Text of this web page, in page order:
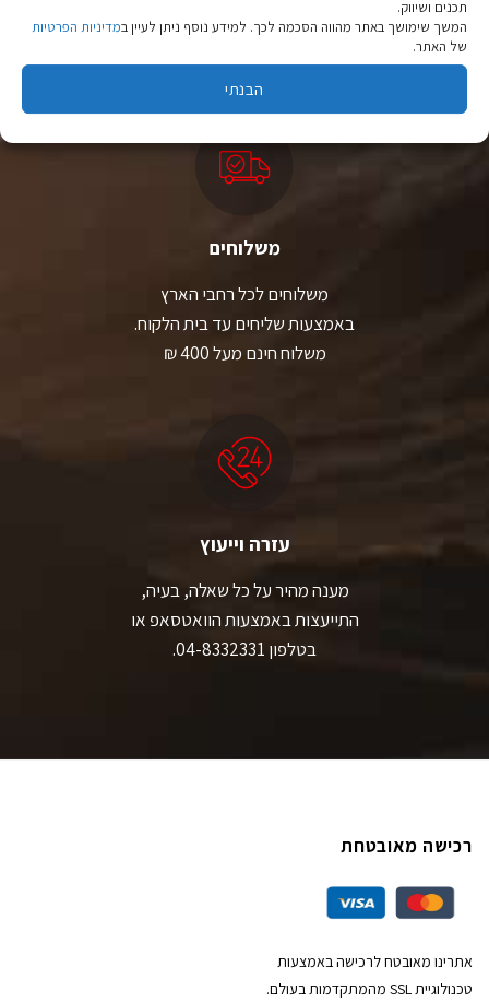
תכנים ושיווק.
המשך שימושך באתר מהווה הסכמה לכך. למידע נוסף ניתן לעיין במדיניות הפרטיות
של האתר.
הבנתי
יבוא ישיר לצד מותגים מובילים במחירים ללא תחרות.
משלוחים
משלוחים לכל רחבי הארץ
באמצעות שליחים עד בית הלקוח.
משלוח חינם מעל 400 ₪
עזרה וייעוץ
מענה מהיר על כל שאלה, בעיה,
התייעצות באמצעות הוואטסאפ או
בטלפון 04-8332331.
רכישה מאובטחת
אתרינו מאובטח לרכישה באמצעות
טכנולוגיית SSL מהמתקדמות בעולם.